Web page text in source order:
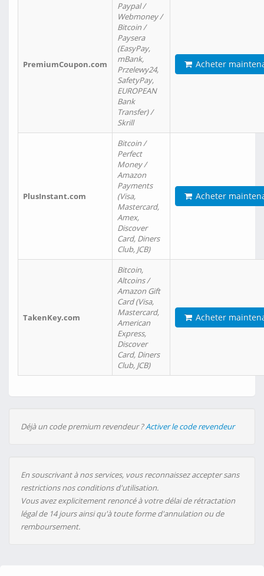
PremiumCoupon.com
Paypal /
Webmoney /
Bitcoin /
Paysera
(EasyPay,
mBank,
Przelewy24,
SafetyPay,
EUROPEAN
Bank
Transfer) /
Skrill
Acheter
PlusInstant.com
Bitcoin /
Perfect
Money /
Amazon
Payments
(Visa,
Mastercard,
Amex,
Discover
Card, Diners
Club, JCB)
Acheter
TakenKey.com
Bitcoin,
Altcoins /
Amazon Gift
Card (Visa,
Mastercard,
American
Express,
Discover
Card, Diners
Club, JCB)
Acheter
Déjà un code premium revendeur ?Activer le code revendeur
En souscrivant à nos services, vous reconnaissez accepter sans
restrictions nos conditions d'utilisation.
Vous avez explicitement renoncé à votre délai de rétractation
légal de 14 jours ainsi qu'à toute forme d'annulation ou de
remboursement.